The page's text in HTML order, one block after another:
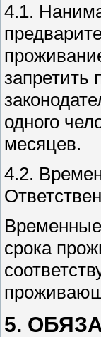
4.1.
одного
месяцев.
4.2.
срока
5.